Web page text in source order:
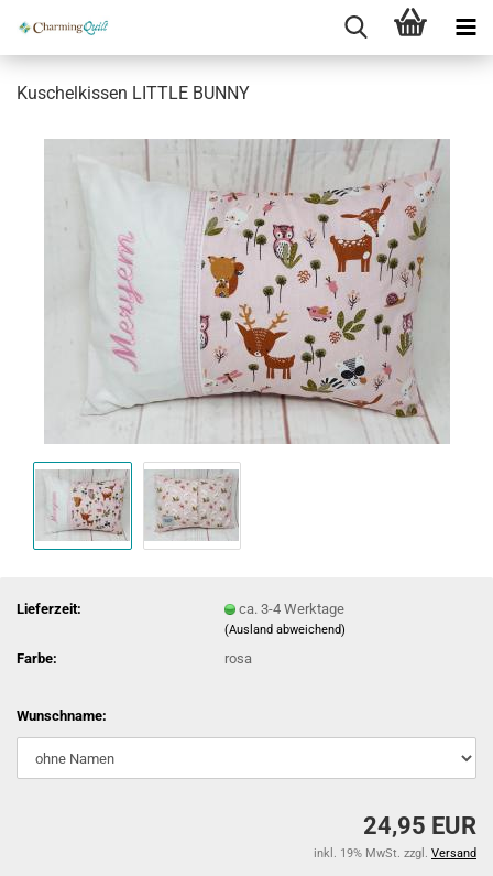
Kuschelkissen LITTLE BUNNY
Lieferzeit: ca. 3-4 Werktage
(Ausland abweichend)
Farbe: rosa
Wunschname:
24,95 EUR
inkl. 19% MwSt. zzgl. Versand